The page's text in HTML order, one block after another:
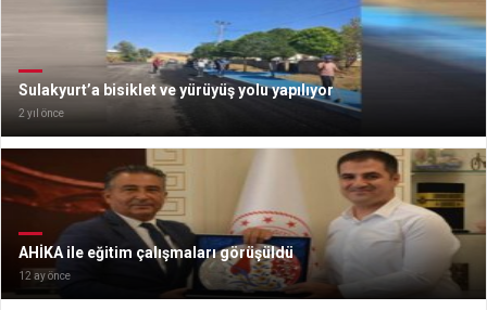
Sulakyurt’a bisiklet ve yürüyüş yolu yapılıyor
2 yıl önce
AHİKA ile eğitim çalışmaları görüşüldü
12 ay önce